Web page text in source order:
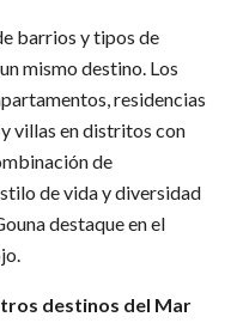
barrios y tipos de
mismo destino. Los
residencias
villas en distritos con
de
de vida y diversidad
destaque en el
destinos del Mar